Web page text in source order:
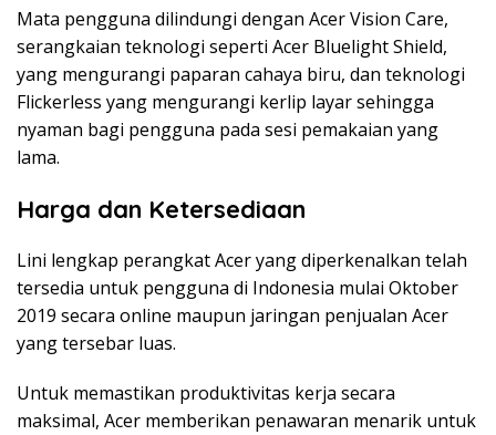
Mata pengguna dilindungi dengan Acer Vision Care,
serangkaian teknologi seperti Acer Bluelight Shield,
yang mengurangi paparan cahaya biru, dan teknologi
Flickerless yang mengurangi kerlip layar sehingga
nyaman bagi pengguna pada sesi pemakaian yang
lama.
Harga dan Ketersediaan
Lini lengkap perangkat Acer yang diperkenalkan telah
tersedia untuk pengguna di Indonesia mulai Oktober
2019 secara online maupun jaringan penjualan Acer
yang tersebar luas.
Untuk memastikan produktivitas kerja secara
maksimal, Acer memberikan penawaran menarik untuk